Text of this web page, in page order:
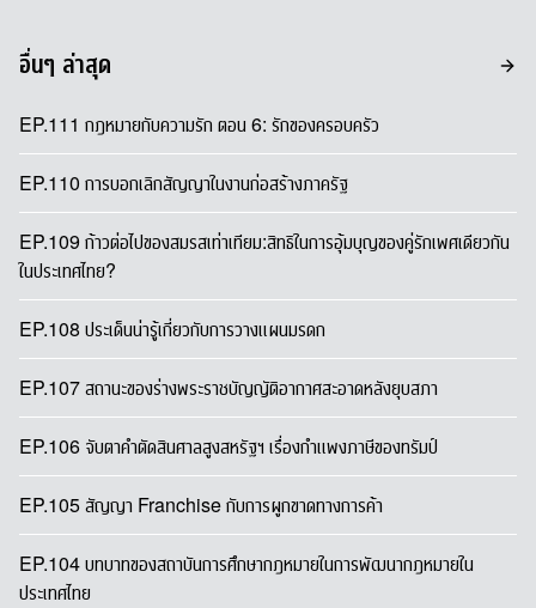
อื่นๆ ล่าสุด
EP.111 กฎหมายกับความรัก ตอน 6: รักของครอบครัว
EP.110 การบอกเลิกสัญญาในงานก่อสร้างภาครัฐ
EP.109 ก้าวต่อไปของสมรสเท่าเทียม:สิทธิในการอุ้มบุญของคู่รักเพศเดียวกัน
ในประเทศไทย?
EP.108 ประเด็นน่ารู้เกี่ยวกับการวางแผนมรดก
EP.107 สถานะของร่างพระราชบัญญัติอากาศสะอาดหลังยุบสภา
EP.106 จับตาคำตัดสินศาลสูงสหรัฐฯ เรื่องกำแพงภาษีของทรัมป์
EP.105 สัญญา Franchise กับการผูกขาดทางการค้า
EP.104 บทบาทของสถาบันการศึกษากฎหมายในการพัฒนากฎหมายใน
ประเทศไทย